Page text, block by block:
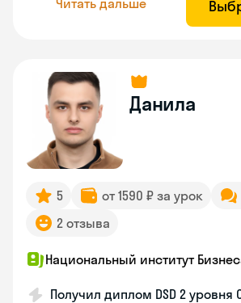
Данила
5 от 1590 ₽ за урок
2 отзыва
Национальный институт
Получил диплом DSD 2 уровня